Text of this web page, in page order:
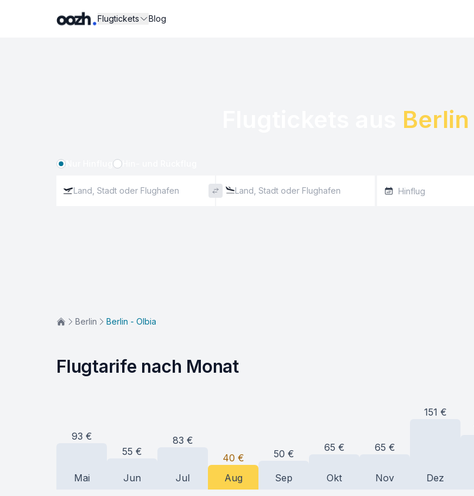
Flugtickets Blog
Berlin
Berlin Berlin - Olbia
Flugtarife nach Monat
93 €
Mai
55 €
Jun
83 €
Jul
40 €
Aug
50 €
Sep
65 €
Okt
65 €
Nov
151 €
Dez